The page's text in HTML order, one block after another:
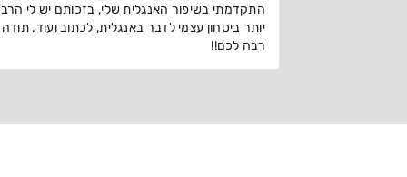
עושה את העבודה